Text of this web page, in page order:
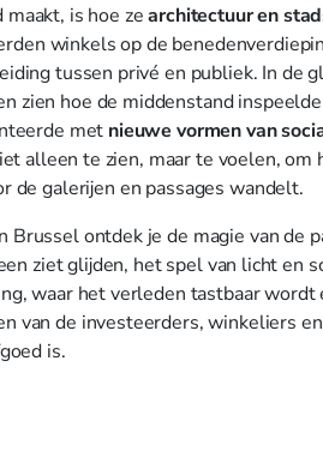
maakt, is hoe zearchitectuur en
winkels op de
tussen privé en publiek. In de
zien hoe de middenstand
met nieuwe vormen van
alleen te zien, maar te voelen,
de galerijen en passages wandelt.
ontdek je de magie van de
ziet glijden, het spel van licht en
waar het verleden tastbaar wordt
van de investeerders, winkeliers
is.